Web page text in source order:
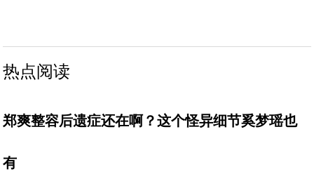
热点阅读
郑爽整容后遗症还在啊？这个怪异细节奚梦瑶也
有